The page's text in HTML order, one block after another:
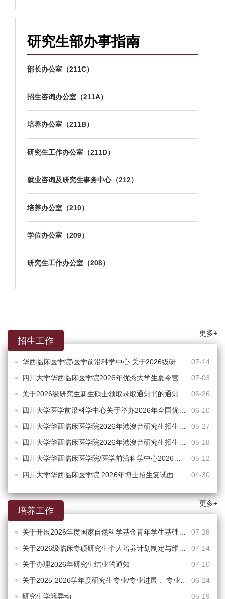
研究生部办事指南
部长办公室（211C）
招生咨询办公室（211A）
培养办公室（211B）
研究生工作办公室（211D）
就业咨询及研究生事务中心（212）
培养办公室（210）
学位办公室（209）
研究生工作办公室（208）
招生工作
更多+
华西临床医学院\医学前沿科学中心 关于2026级研究生新生博士领取录取通知书的通知
07-14
四川大学华西临床医学院2026年优秀大学生夏令营营员名单公示
07-03
关于2026级研究生新生硕士领取录取通知书的通知
06-26
四川大学医学前沿科学中心关于举办2026年全国优秀大学生暑期夏令营的通知
06-10
四川大学华西临床医学院2026年港澳台研究生招生拟录取相关事宜通知
05-27
四川大学华西临床医学院2026年港澳台研究生招生复试通知
05-18
四川大学华西临床医学院/医学前沿科学中心2026年博士研究生招生拟录取考生相关事宜通知
05-12
四川大学华西临床医学院 2026年博士招生复试面试及地点通知
04-30
培养工作
更多+
关于开展2026年度国家自然科学基金青年学生基础研究项目（博士研究生）推荐申报工作的重要通知
07-28
关于2026级临床专硕研究生个人培养计划制定与维护和选课相关安排的通知
07-14
关于办理2026年研究生结业的通知
07-10
关于2025-2026学年度研究生专业/专业进展 、专业外语课程考试安排的通知
06-24
研究生学籍异动
05-19